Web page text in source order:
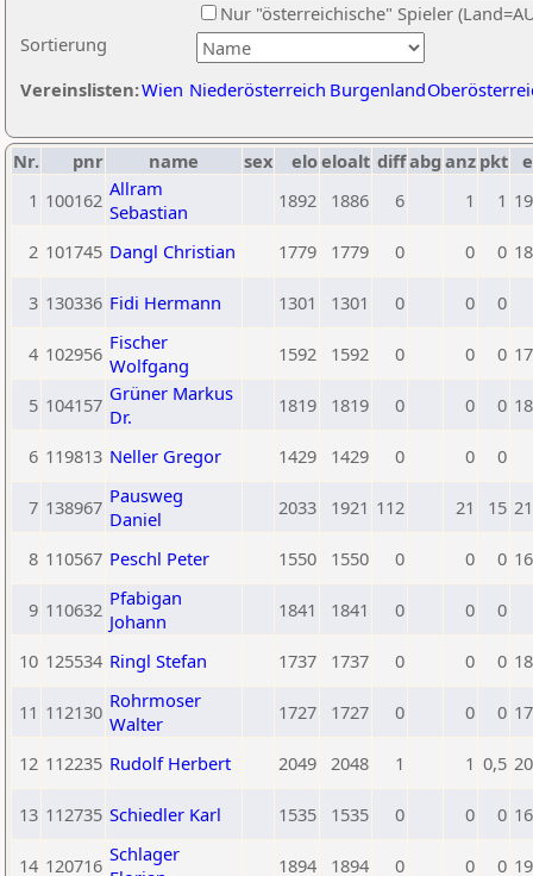
Sortierung
Nur "österreichische" Spieler
Vereinslisten:Wien Niederösterreich Burgenland
Nr. pnr name sex eloeloalt diffabg anz pkt
1 100162 Allram
Sebastian
1892 1886 6 1 1
2 101745 Dangl Christian 1779 1779 0 0 0
3 130336 Fidi Hermann 1301 1301 0 0 0
4 102956 Fischer
Wolfgang
1592 1592 0 0 0
5 104157 Grüner Markus
Dr.
1819 1819 0 0 0
6 119813 Neller Gregor 1429 1429 0 0 0
7 138967 Pausweg
Daniel
2033 1921 112 21 15
8 110567 Peschl Peter 1550 1550 0 0 0
9 110632 Pfabigan
Johann
1841 1841 0 0 0
10 125534 Ringl Stefan 1737 1737 0 0 0
11 112130 Rohrmoser
Walter
1727 1727 0 0 0
12 112235 Rudolf Herbert 2049 2048 1 1 0,5
13 112735 Schiedler Karl 1535 1535 0 0 0
14 120716 Schlager
1894 1894 0 0 0